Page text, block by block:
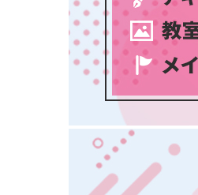
京都府
大阪府
兵庫県
奈良県
和歌山県
鳥取県
島根県
岡山県
広島県